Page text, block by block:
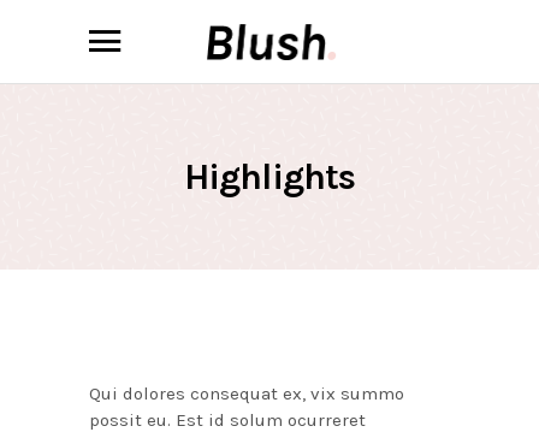
Highlights
Qui dolores consequat ex, vix summo
possit eu. Est id solum ocurreret